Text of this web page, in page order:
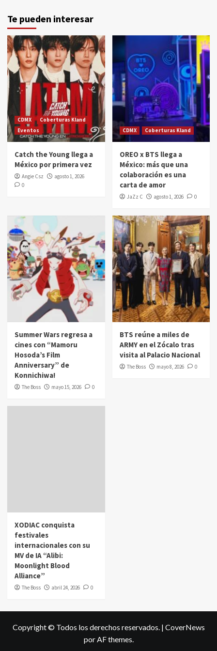
Te pueden interesar
CDMX
Coberturas Kland
Eventos
Catch the Young llega a
México por primera vez
Angie Csz
agosto 1, 2026
0
CDMX Coberturas Kland
OREO x BTS llega a
México: más que una
colaboración es una
carta de amor
JaZz C agosto 1, 2026 0
Summer Wars regresa a
cines con “Mamoru
Hosoda’s Film
Anniversary” de
Konnichiwa!
The Boss mayo 15, 2026 0
BTS reúne a miles de
ARMY en el Zócalo tras
visita al Palacio Nacional
The Boss mayo 8, 2026 0
XODIAC conquista
festivales
internacionales con su
MV de IA “Alibi:
Moonlight Blood
Alliance”
The Boss abril 24, 2026 0
Copyright © Todos los derechos reservados. | CoverNews
por AF themes.